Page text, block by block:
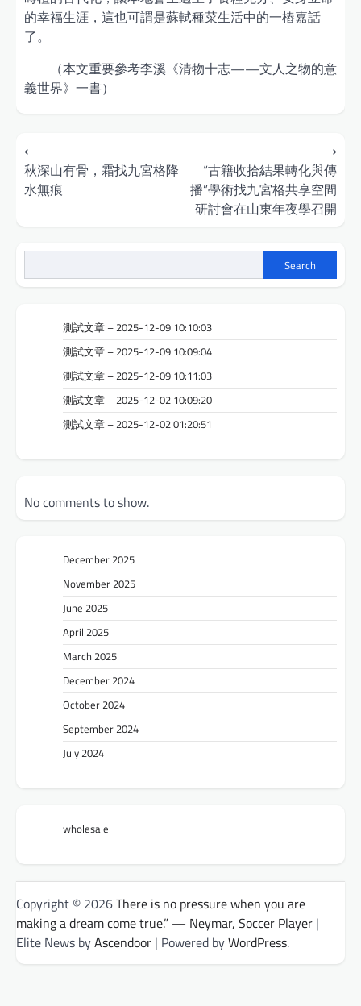
的幸福生涯，這也可謂是蘇軾種菜生活中的一樁嘉話
了。
（本文重要參考李溪《清物十志——文人之物的意
義世界》一書）
Post
navigation
⟵
秋深山有骨，霜找九宮格降
水無痕
“古籍收拾結果轉化與傳
播”學術找九宮格共享空間
研討會在山東年夜學召開
⟶
Search
測試文章 – 2025-12-09 10:10:03
測試文章 – 2025-12-09 10:09:04
測試文章 – 2025-12-09 10:11:03
測試文章 – 2025-12-02 10:09:20
測試文章 – 2025-12-02 01:20:51
No comments to show.
December 2025
November 2025
June 2025
April 2025
March 2025
December 2024
October 2024
September 2024
July 2024
wholesale
Copyright © 2026There is no pressure when you are
making a dream come true.” — Neymar, Soccer Player |
Elite News byAscendoor | Powered byWordPress.